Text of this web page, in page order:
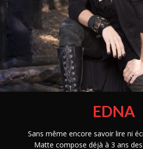
EDNA
Sans même encore savoir lire ni
Matte compose déjà à 3 ans